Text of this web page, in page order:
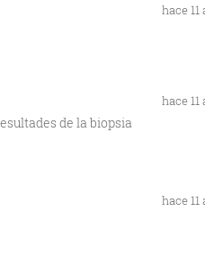
hace 11
de la biopsia
hace 11
hace 11